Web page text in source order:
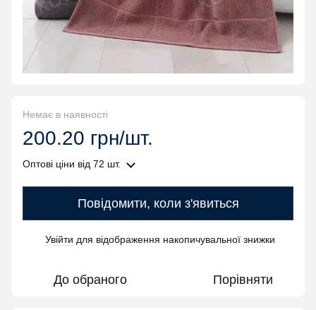
Немає в наявності
200.20 грн/шт.
Оптові ціни від 72 шт.
Повідомити, коли з'явиться
Увійти для відображення накопичувальної знижки
До обраного Порівняти